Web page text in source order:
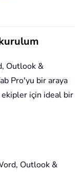
Outlook &
Pro'yu bir araya
ekipler için ideal bir
Outlook &